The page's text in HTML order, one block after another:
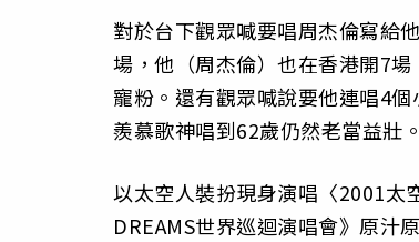
對於台下觀眾喊要唱周杰倫寫給
場，他（周杰倫）也在香港開7
寵粉。還有觀眾喊說要他連唱4
羨慕歌神唱到62歲仍然老當益壯。
以太空人裝扮現身演唱〈2001太
DREAMS世界巡迴演唱會》原汁